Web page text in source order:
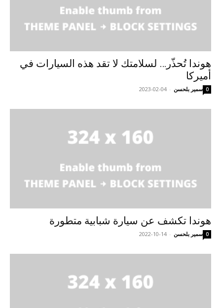
هوندا تُحذّر… لسلامتك لا تقد هذه السيارات في
أميركا
سمير بلحسن -
2023-02-04 0
هوندا تكشف عن سيارة شبابية متطورة
سمير بلحسن -
2022-10-14 0